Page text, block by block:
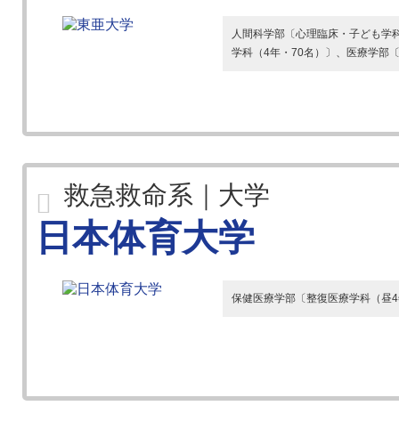
人間科学部〔心理臨床・子ども
学科（4年・70名）〕、医療学部
救急救命系｜大学
日本体育大学
保健医療学部〔整復医療学科（昼